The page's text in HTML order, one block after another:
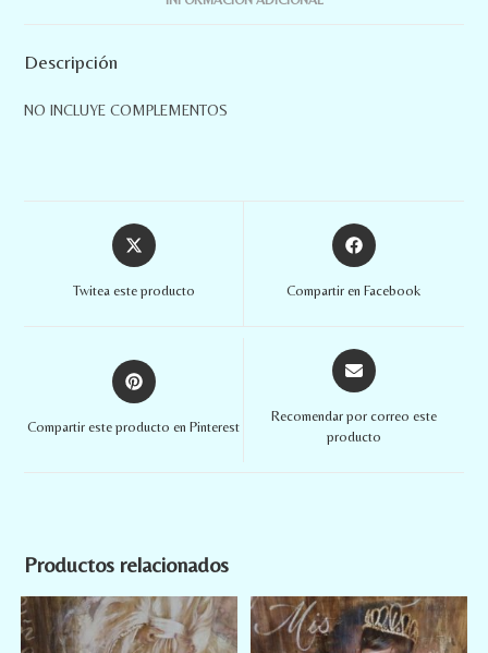
Descripción
NO INCLUYE COMPLEMENTOS
Twitea este producto Compartir en Facebook
Compartir este producto en Pinterest
Recomendar por correo este
producto
Productos relacionados